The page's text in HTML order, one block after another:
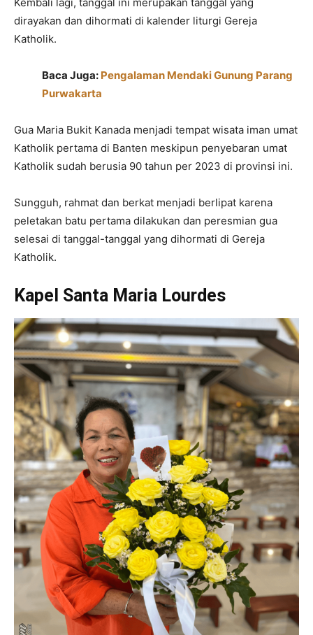
dirayakan dan dihormati di kalender liturgi Gereja
Katholik.
Baca Juga: Pengalaman Mendaki Gunung Parang
Purwakarta
Gua Maria Bukit Kanada menjadi tempat wisata iman umat
Katholik pertama di Banten meskipun penyebaran umat
Katholik sudah berusia 90 tahun per 2023 di provinsi ini.
Sungguh, rahmat dan berkat menjadi berlipat karena
peletakan batu pertama dilakukan dan peresmian gua
selesai di tanggal-tanggal yang dihormati di Gereja
Katholik.
Kapel Santa Maria Lourdes